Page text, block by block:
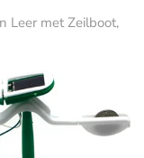
Leer met Zeilboot,